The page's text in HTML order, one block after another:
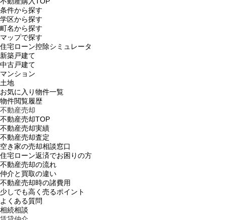
条件から探す
学区から探す
町名から探す
マップで探す
住宅ローン控除シミュレータ
新築戸建て
中古戸建て
マンション
土地
お気に入り物件一覧
物件閲覧履歴
不動産売却
不動産売却TOP
不動産売却実績
不動産売却査定
空き家の売却相談窓口
住宅ローン返済でお困りの方
不動産売却の流れ
仲介と買取の違い
不動産売却時の諸費用
少しでも高く売るポイント
よくある質問
相続相談